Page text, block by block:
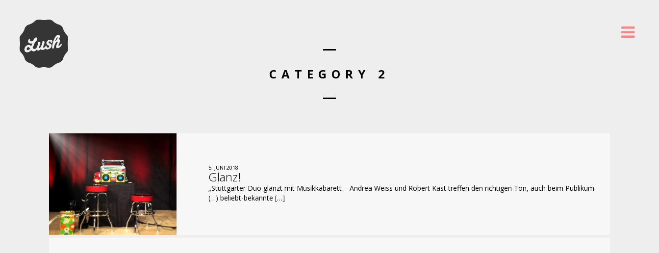
CATEGORY 2
5. JUNI 2018
Glanz!
„Stuttgarter Duo glänzt mit Musikkabarett – Andrea Weiss und Robert Kast treffen den richtigen Ton, auch beim Publikum
(…) beliebt-bekannte […]